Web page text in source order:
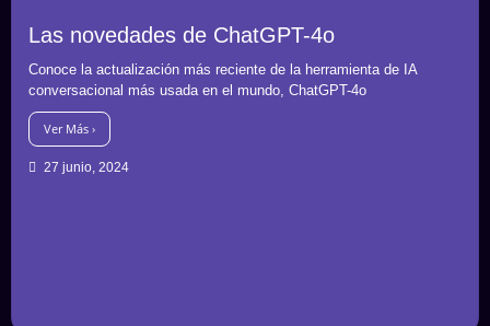
Las novedades de ChatGPT-4o
Conoce la actualización más reciente de la herramienta de IA
conversacional más usada en el mundo, ChatGPT-4o
Ver Más ›
27 junio, 2024